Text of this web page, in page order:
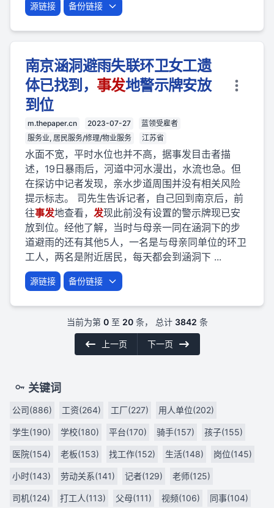
源链接 备份链接
南京涵洞避雨失联环卫女工遗
体已找到， 事发地警示牌安放
到位
m.thepaper.cn 2023-07-27
蓝领受雇者
服务业, 居民服务/修理/物业服务
江苏省
水面不宽，平时水位也并不高，据事发目击者描
述，19日暴雨后，河道中河水漫出，水流也急。但
在探访中记者发现，亲水步道周围并没有相关风险
提示标志。 司先生告诉记者，自己回到南京后，前
往事发地查看， 发现此前没有设置的警示牌现已安
放到位。经他了解，当时与母亲一同在涵洞下的步
道避雨的还有其他5人，一名是与母亲同单位的环卫
工人，两名是附近居民，每天都会到涵洞下 ...
源链接 备份链接
当前为第 0至 20条， 总计 3842 条
上一页 下一页
关键词
公司(886) 工资(264) 工厂(227) 用人单位(202)
学生(190) 学校(180) 平台(170) 骑手(157) 孩子(155)
医院(154) 老板(153) 找工作(152) 生活(148) 岗位(145)
小时(143) 劳动关系(141) 记者(129) 老师(125)
司机(124) 打工人(113) 父母(111) 视频(106) 同事(104)